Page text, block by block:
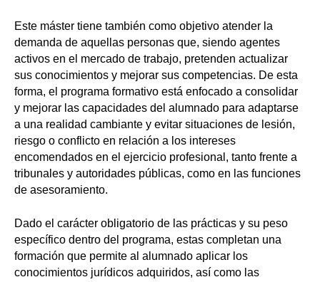
Este máster tiene también como objetivo atender la
demanda de aquellas personas que, siendo agentes
activos en el mercado de trabajo, pretenden actualizar
sus conocimientos y mejorar sus competencias. De esta
forma, el programa formativo está enfocado a consolidar
y mejorar las capacidades del alumnado para adaptarse
a una realidad cambiante y evitar situaciones de lesión,
riesgo o conflicto en relación a los intereses
encomendados en el ejercicio profesional, tanto frente a
tribunales y autoridades públicas, como en las funciones
de asesoramiento.
Dado el carácter obligatorio de las prácticas y su peso
específico dentro del programa, estas completan una
formación que permite al alumnado aplicar los
conocimientos jurídicos adquiridos, así como las